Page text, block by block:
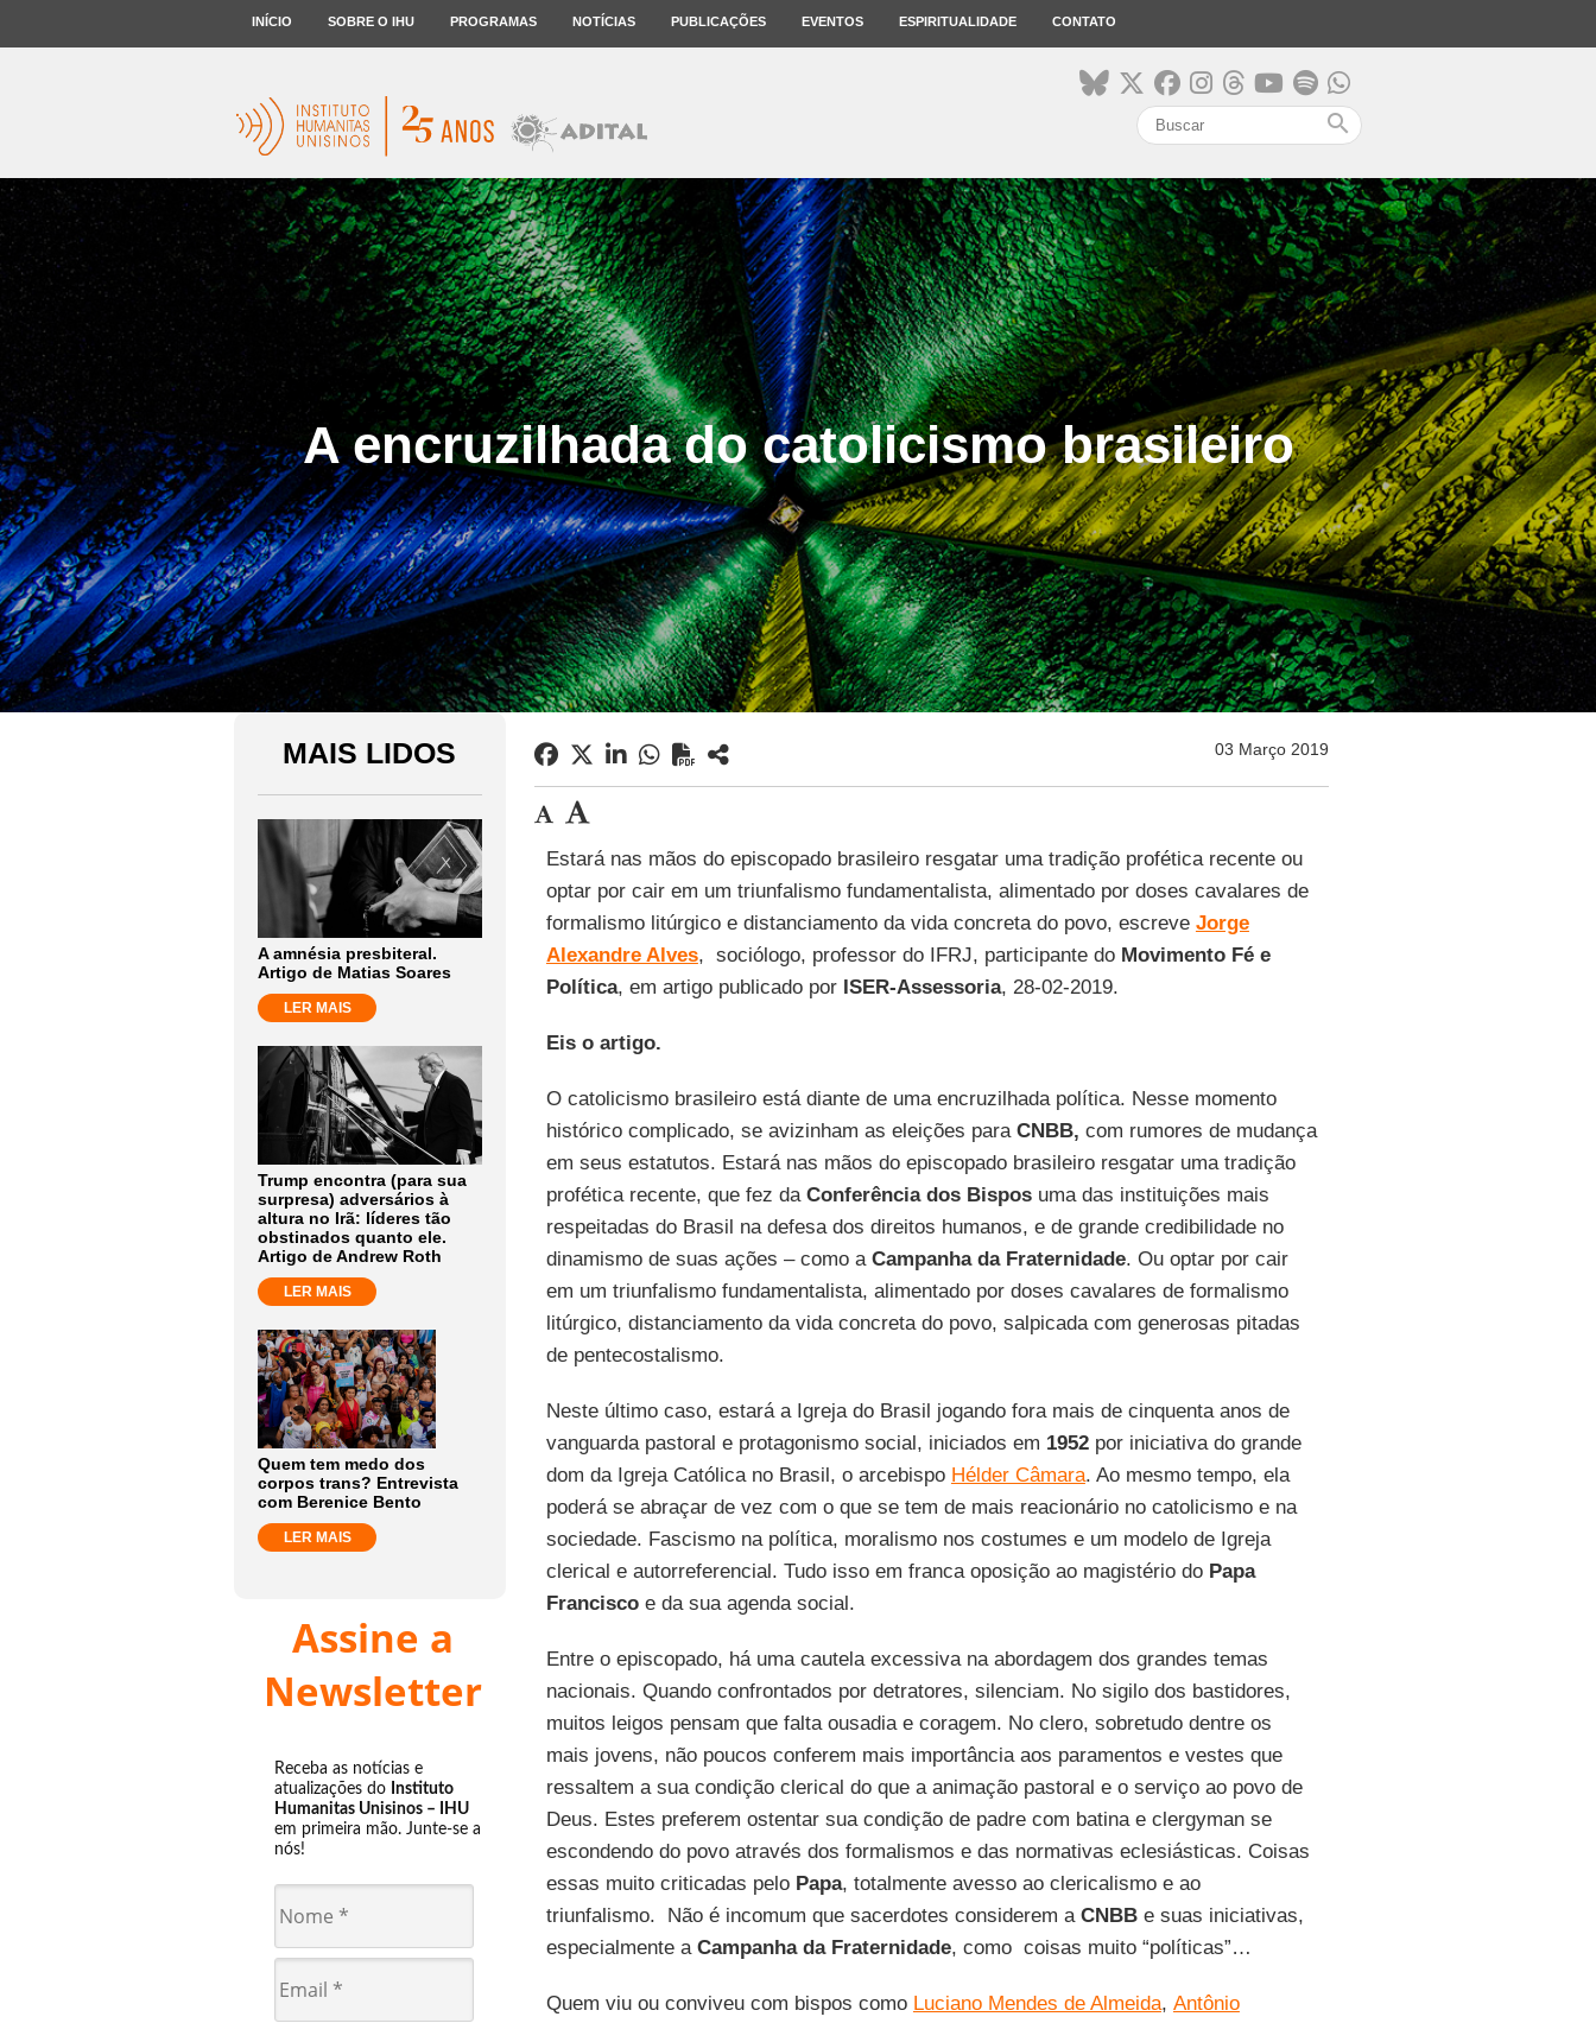
INÍCIO SOBRE O IHU PROGRAMAS NOTÍCIAS PUBLICAÇÕES EVENTOS ESPIRITUALIDADE CONTATO
search
A encruzilhada do catolicismo brasileiro
MAIS LIDOS
A amnésia presbiteral.
Artigo de Matias Soares
LER MAIS
Trump encontra (para sua
surpresa) adversários à
altura no Irã: líderes tão
obstinados quanto ele.
Artigo de Andrew Roth
LER MAIS
Quem tem medo dos
corpos trans? Entrevista
com Berenice Bento
LER MAIS
Assine a
Newsletter
Receba as notícias e
atualizações do Instituto
Humanitas Unisinos – IHU
em primeira mão. Junte-se a
nós!
03 Março 2019
Estará nas mãos do episcopado brasileiro resgatar uma tradição profética recente ou
optar por cair em um triunfalismo fundamentalista, alimentado por doses cavalares de
formalismo litúrgico e distanciamento da vida concreta do povo, escreve Jorge
Alexandre Alves, sociólogo, professor do IFRJ, participante do Movimento Fé e
Política, em artigo publicado porISER-Assessoria, 28-02-2019.
Eis o artigo.
O catolicismo brasileiro está diante de uma encruzilhada política. Nesse momento
histórico complicado, se avizinham as eleições para CNBB, com rumores de mudança
em seus estatutos. Estará nas mãos do episcopado brasileiro resgatar uma tradição
profética recente, que fez da Conferência dos Bisposuma das instituições mais
respeitadas do Brasil na defesa dos direitos humanos, e de grande credibilidade no
dinamismo de suas ações – como a Campanha da Fraternidade. Ou optar por cair
em um triunfalismo fundamentalista, alimentado por doses cavalares de formalismo
litúrgico, distanciamento da vida concreta do povo, salpicada com generosas pitadas
de pentecostalismo.
Neste último caso, estará a Igreja do Brasil jogando fora mais de cinquenta anos de
vanguarda pastoral e protagonismo social, iniciados em 1952por iniciativa do grande
dom da Igreja Católica no Brasil, o arcebispo Hélder Câmara. Ao mesmo tempo, ela
poderá se abraçar de vez com o que se tem de mais reacionário no catolicismo e na
sociedade. Fascismo na política, moralismo nos costumes e um modelo de Igreja
clerical e autorreferencial. Tudo isso em franca oposição ao magistério do Papa
Franciscoe da sua agenda social.
Entre o episcopado, há uma cautela excessiva na abordagem dos grandes temas
nacionais. Quando confrontados por detratores, silenciam. No sigilo dos bastidores,
muitos leigos pensam que falta ousadia e coragem. No clero, sobretudo dentre os
mais jovens, não poucos conferem mais importância aos paramentos e vestes que
ressaltem a sua condição clerical do que a animação pastoral e o serviço ao povo de
Deus. Estes preferem ostentar sua condição de padre com batina e clergyman se
escondendo do povo através dos formalismos e das normativas eclesiásticas. Coisas
essas muito criticadas pelo Papa, totalmente avesso ao clericalismo e ao
triunfalismo. Não é incomum que sacerdotes considerem a CNBBe suas iniciativas,
especialmente a Campanha da Fraternidade, como coisas muito “políticas”…
Quem viu ou conviveu com bispos como Luciano Mendes de Almeida, Antônio